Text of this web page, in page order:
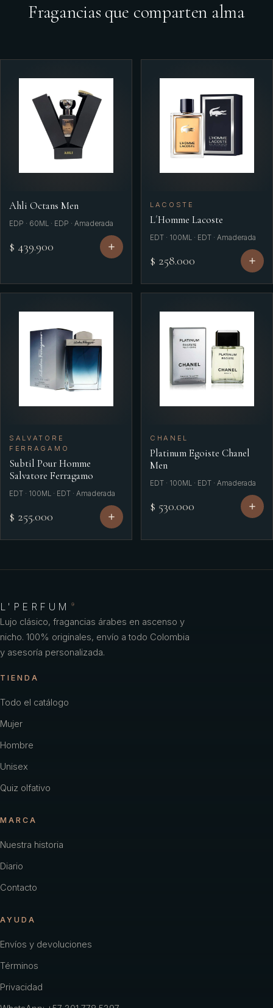
Fragancias que comparten alma
Ahli Octans Men
EDP · 60ML · EDP · Amaderada
$ 439.900
LACOSTE
L´Homme Lacoste
EDT · 100ML · EDT · Amaderada
$ 258.000
SALVATORE
FERRAGAMO
Subtil Pour Homme
Salvatore Ferragamo
EDT · 100ML · EDT · Amaderada
$ 255.000
CHANEL
Platinum Egoiste Chanel
Men
EDT · 100ML · EDT · Amaderada
$ 530.000
L'PERFUM ®
Lujo clásico, fragancias árabes en ascenso y
nicho. 100% originales, envío a todo Colombia
y asesoría personalizada.
TIENDA
Todo el catálogo
Mujer
Hombre
Unisex
Quiz olfativo
MARCA
Nuestra historia
Diario
Contacto
AYUDA
Envíos y devoluciones
Términos
Privacidad